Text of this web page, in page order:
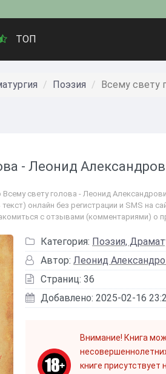
ТОП
Поэзия Всему свету
- Леонид
Всему свету голова - Леонид
онлайн без регистрации и SMS на
с отзывами (комментариями) о
Категория: Поэзия,
Автор: Леонид
Страниц: 36
Добавлено: 2025-02-16
Внимание! Книга
книге присутствует